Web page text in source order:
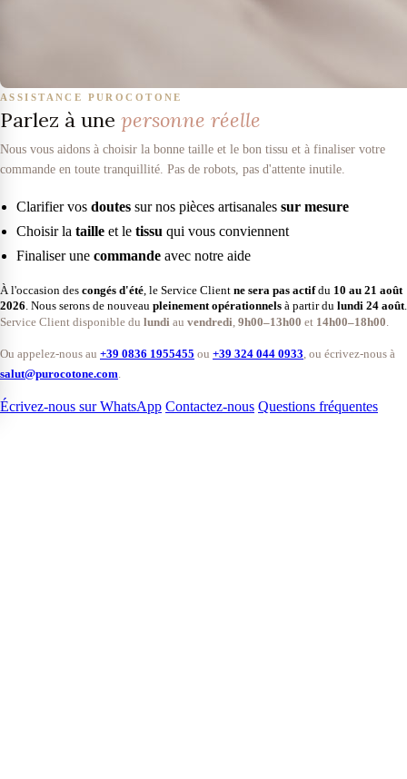
ASSISTANCE PUROCOTONE
Parlez à une personne réelle
Nous vous aidons à choisir la bonne taille et le bon tissu et à finaliser votre
commande en toute tranquillité. Pas de robots, pas d'attente inutile.
Clarifier vos doutes sur nos pièces artisanales sur mesure
Choisir la taille et le tissu qui vous conviennent
Finaliser une commande avec notre aide
À l'occasion des congés d'été , le Service Client ne sera pas actifdu 10 au 21 août
2026 . Nous serons de nouveau pleinement opérationnels à partir du lundi 24 août
Service Client disponible du lundi au vendredi 9h00–13h00 et 14h00–18h00
Ou appelez-nous au +39 0836 1955455 ou +39 324 044 0933 , ou écrivez-nous à
salut@purocotone.com
Écrivez-nous sur WhatsApp Contactez-nous Questions fréquentes